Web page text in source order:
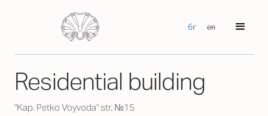
бг en
Residential building
"Kap. Petko Voyvoda" str. №15